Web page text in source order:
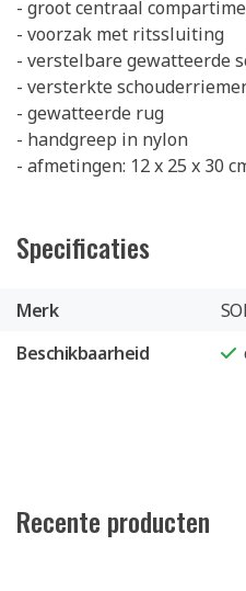
- groot centraal
- voorzak met ritssluiting
- verstelbare gewatteerde
- versterkte
- gewatteerde rug
- handgreep in nylon
- afmetingen: 12 x 25 x 30
Specificaties
Merk
Beschikbaarheid
Recente producten